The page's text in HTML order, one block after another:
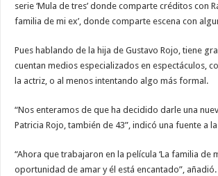
serie ‘Mula de tres’ donde comparte créditos con
familia de mi ex’, donde comparte escena con
Pues hablando de la hija de Gustavo Rojo, tiene
cuentan medios especializados en espectáculos,
la actriz, o al menos intentando algo más formal.
“Nos enteramos de que ha decidido darle una
Patricia Rojo, también de 43”, indicó una fuente a
“Ahora que trabajaron en la película ‘La familia de
oportunidad de amar y él está encantado”, añadió.